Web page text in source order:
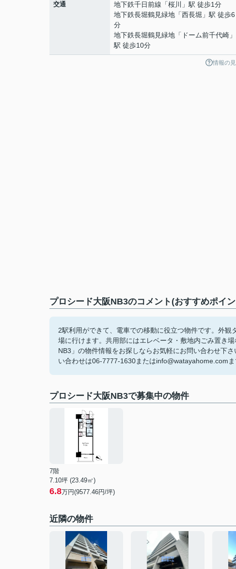
交通 地下鉄千日前線 「桜川
」駅 徒歩1分
地下鉄長堀鶴見緑地 「西長堀 」駅 徒歩6
分
地下鉄長堀鶴見緑地 「 ドーム前千代崎 」
駅 徒歩10分
情報の
プロシード大阪NB3のコメント(おすすめポイ
2駅利用ができて、電車での移動に役立つ物件です。外
場に行けます。共用部にはエレベータ・敷地内ごみ置き
NB3」の物件情報をお探しならお気軽にお問い合わせ下
い合わせは06-7777-1630またはinfo@watayahome.comま
プロシード大阪NB3で募集中の物件
7階
7.10坪 (23.49㎡)
6.8万円(9577.46円/坪)
近隣の物件